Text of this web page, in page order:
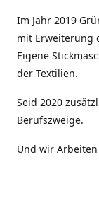
Im Jahr 2019
mit Erweiterung
Eigene
der Textilien.
Seid 2020
Berufszweige.
Und wir